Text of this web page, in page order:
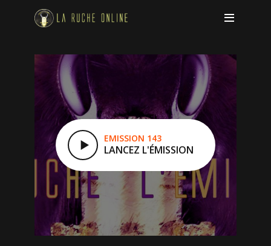
EMISSION 143
LANCEZ L'ÉMISSION